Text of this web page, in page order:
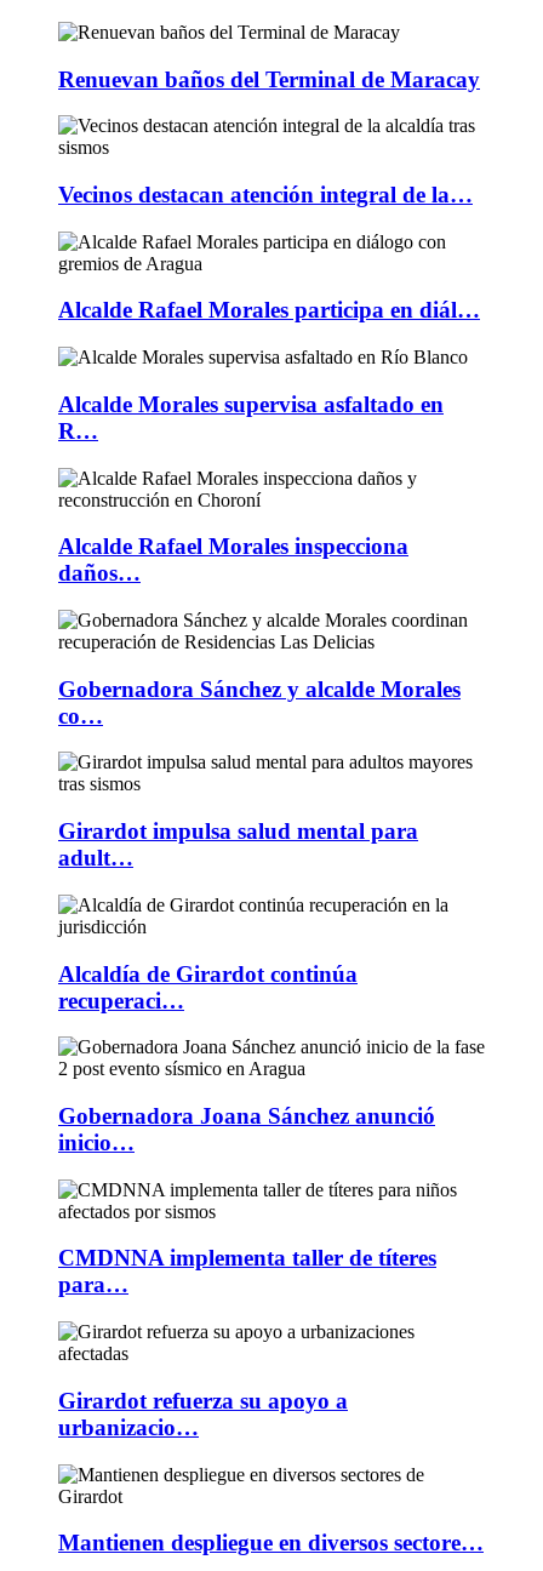
Renuevan baños del Terminal de Maracay
Vecinos destacan atención integral de la…
Alcalde Rafael Morales participa en diál…
Alcalde Morales supervisa asfaltado en
R…
Alcalde Rafael Morales inspecciona
daños…
Gobernadora Sánchez y alcalde Morales
co…
Girardot impulsa salud mental para
adult…
Alcaldía de Girardot continúa
recuperaci…
Gobernadora Joana Sánchez anunció
inicio…
CMDNNA implementa taller de títeres
para…
Girardot refuerza su apoyo a
urbanizacio…
Mantienen despliegue en diversos sectore…